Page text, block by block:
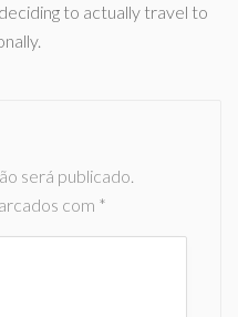
to actually travel to
será publicado.
com *